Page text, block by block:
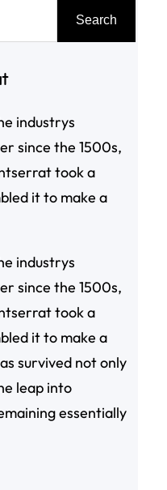
Search
industrys
since the 1500s,
took a
it to make a
industrys
since the 1500s,
took a
it to make a
survived not only
leap into
essentially